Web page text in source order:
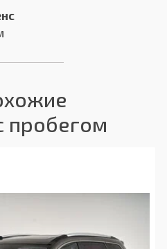
пробегом